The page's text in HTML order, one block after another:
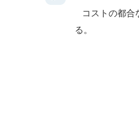
コストの都合
る。